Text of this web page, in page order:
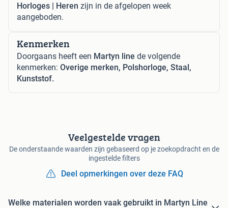
Horloges | Heren zijn in de afgelopen week
aangeboden.
Kenmerken
Doorgaans heeft een Martyn line de volgende
kenmerken: Overige merken, Polshorloge, Staal,
Kunststof.
Veelgestelde vragen
De onderstaande waarden zijn gebaseerd op je zoekopdracht en de
ingestelde filters
Deel opmerkingen over deze FAQ
Welke materialen worden vaak gebruikt in Martyn Line